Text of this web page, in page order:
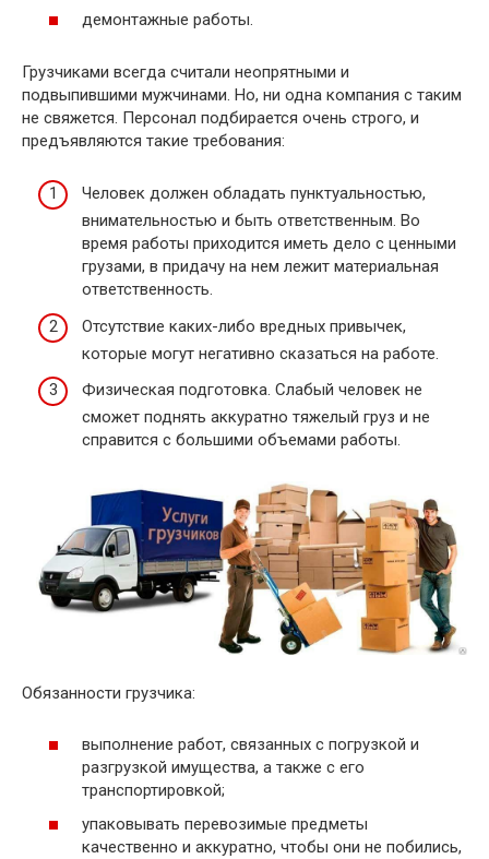
демонтажные работы.
Грузчиками всегда считали неопрятными и
подвыпившими мужчинами. Но, ни одна компания с таким
не свяжется. Персонал подбирается очень строго, и
предъявляются такие требования:
Человек должен обладать пунктуальностью,
внимательностью и быть ответственным. Во
время работы приходится иметь дело с ценными
грузами, в придачу на нем лежит материальная
ответственность.
Отсутствие каких-либо вредных привычек,
которые могут негативно сказаться на работе.
Физическая подготовка. Слабый человек не
сможет поднять аккуратно тяжелый груз и не
справится с большими объемами работы.
Обязанности грузчика:
выполнение работ, связанных с погрузкой и
разгрузкой имущества, а также с его
транспортировкой;
упаковывать перевозимые предметы
качественно и аккуратно, чтобы они не побились,